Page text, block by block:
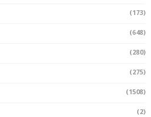
(173)
(648)
(280)
(275)
(1508)
(2)